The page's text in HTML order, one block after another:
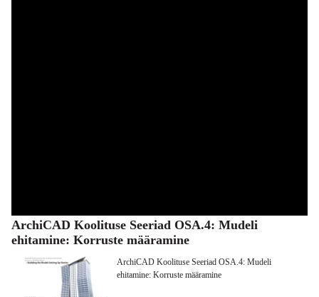
ArchiCAD Koolituse Seeriad OSA.4: Mudeli
ehitamine: Korruste määramine
ArchiCAD Koolituse Seeriad OSA.4: Mudeli
ehitamine: Korruste määramine